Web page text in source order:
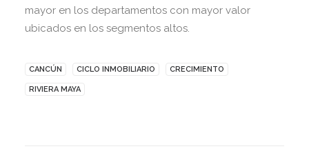
mayor en los departamentos con mayor valor
ubicados en los segmentos altos.
CANCÚN CICLO INMOBILIARIO CRECIMIENTO
RIVIERA MAYA